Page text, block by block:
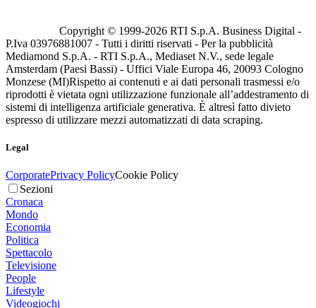
Copyright © 1999-2026 RTI S.p.A. Business Digital -
P.Iva 03976881007 - Tutti i diritti riservati - Per la pubblicità
Mediamond S.p.A. - RTI S.p.A., Mediaset N.V., sede legale
Amsterdam (Paesi Bassi) - Uffici Viale Europa 46, 20093 Cologno
Monzese (MI)Rispetto ai contenuti e ai dati personali trasmessi e/o
riprodotti è vietata ogni utilizzazione funzionale all’addestramento di
sistemi di intelligenza artificiale generativa. È altresì fatto divieto
espresso di utilizzare mezzi automatizzati di data scraping.
Legal
CorporatePrivacy PolicyCookie Policy
Sezioni
Cronaca
Mondo
Economia
Politica
Spettacolo
Televisione
People
Lifestyle
Videogiochi